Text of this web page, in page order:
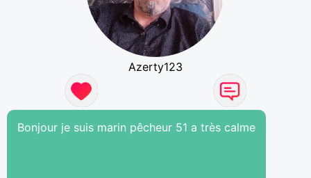
Azerty123
Bonjour je suis marin pêcheur 51 a très calme